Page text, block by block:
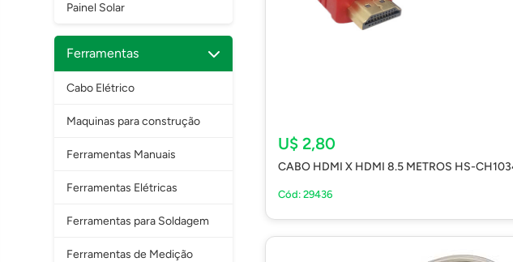
Painel Solar
Ferramentas
Cabo Elétrico
Maquinas para construção
Ferramentas Manuais
Ferramentas Elétricas
Ferramentas para Soldagem
Ferramentas de Medição
U$ 2,80
CABO HDMI X HDMI 8.5 METROS HS-
Cód: 29436